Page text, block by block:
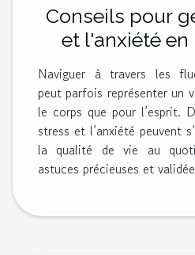
Conseils pour
et l'anxiété
changement
Naviguer à travers les
peut parfois représenter un
le corps que pour l’esprit.
stress et l’anxiété peuvent
la qualité de vie au
astuces précieuses et